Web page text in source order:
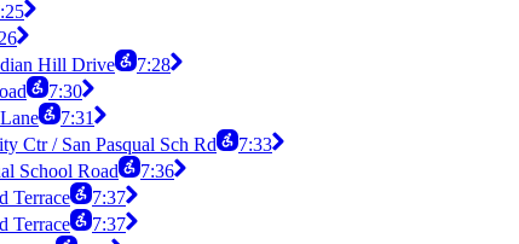
Hill Drive
7:28
7:30
7:31
Ctr / San Pasqual Sch Rd
7:33
School Road
7:36
Terrace
7:37
Terrace
7:37